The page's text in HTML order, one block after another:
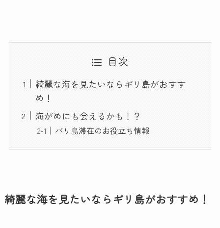
目次
綺麗な海を見たいならギリ島がおすす
め！
海がめにも会えるかも！？
バリ島滞在のお役立ち情報
綺麗な海を見たいならギリ島がおすすめ！